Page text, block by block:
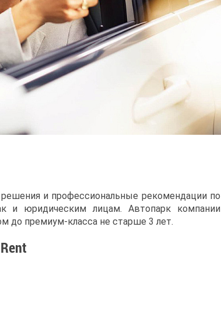
и профессиональные рекомендации по
и юридическим лицам. Автопарк компании
до премиум-класса не старше 3 лет.